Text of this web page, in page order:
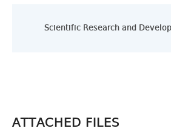
Scientific Research and
ATTACHED FILES